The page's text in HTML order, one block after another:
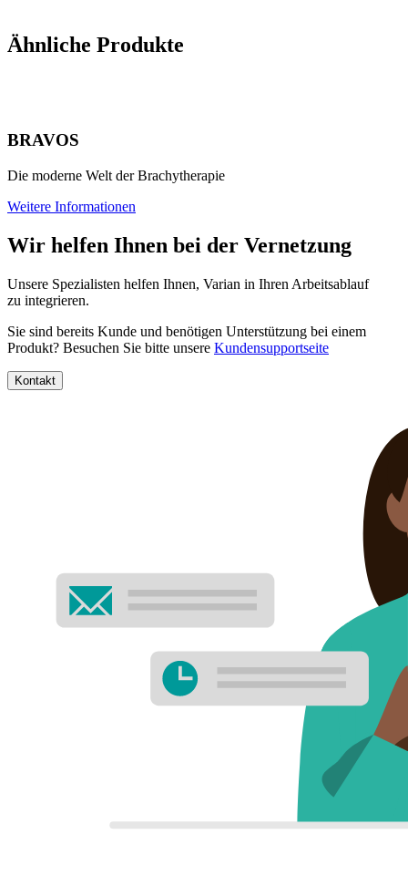
Ähnliche Produkte
BRAVOS
Die moderne Welt der Brachytherapie
Weitere Informationen
Wir helfen Ihnen bei der Vernetzung
Unsere Spezialisten helfen Ihnen, Varian in Ihren Arbeitsablauf
zu integrieren.
Sie sind bereits Kunde und benötigen Unterstützung bei einem
Produkt? Besuchen Sie bitte unsere Kundensupportseite
Kontakt